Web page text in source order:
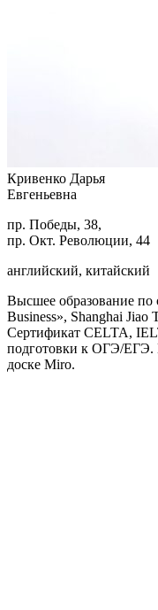
Кривенко Дарья
Евгеньевна
пр. Победы, 38,
пр. Окт. Революции, 44
английский, китайский
Высшее образование по
Business», Shanghai Jiao
Сертификат CELTA,
подготовки к ОГЭ/ЕГЭ.
доске Miro.